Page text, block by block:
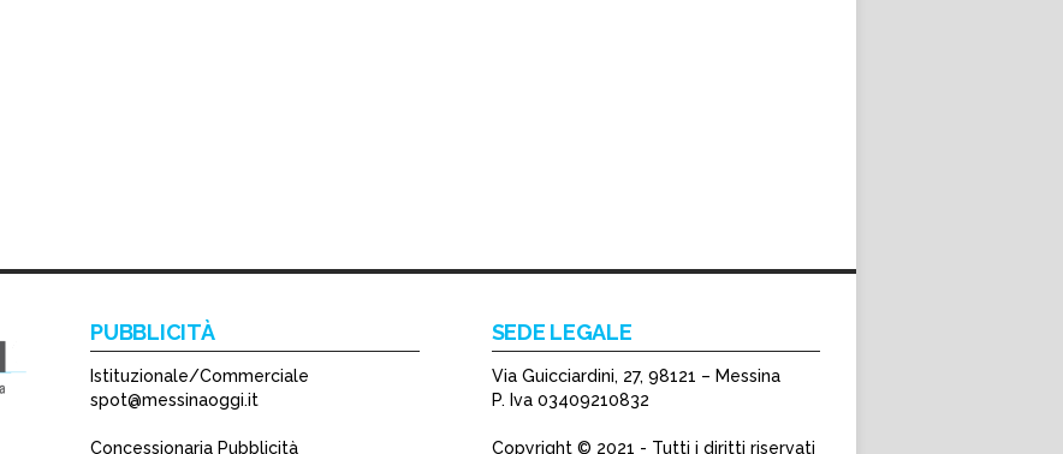
PUBBLICITÀ
Istituzionale/Commerciale
spot@messinaoggi.it
Concessionaria Pubblicità
SEDE LEGALE
Via Guicciardini, 27, 98121 – Messina
P. Iva 03409210832
Copyright © 2021 - Tutti i diritti riservati